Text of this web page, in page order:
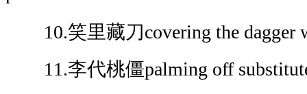
10.笑里藏刀covering the dagger
11.李代桃僵palming off